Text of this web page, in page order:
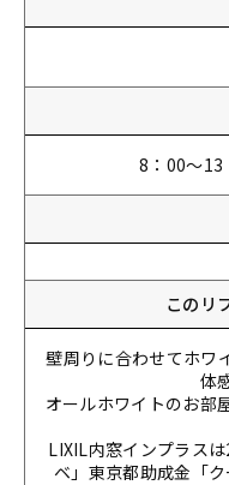
8：00～13
このリ
壁周りに合わせてホワ
体
オールホワイトのお部
LIXIL内窓インプラス
ベ」東京都助成金「